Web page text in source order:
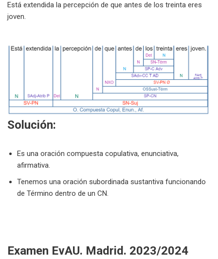
Está extendida la percepción de que antes de los treinta eres
joven.
Solución:
Es una oración compuesta copulativa, enunciativa,
afirmativa.
Tenemos una oración subordinada sustantiva funcionando
de Término dentro de un CN.
Examen EvAU. Madrid. 2023/2024